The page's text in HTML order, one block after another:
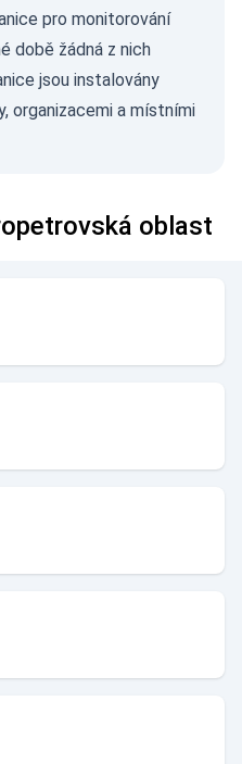
pro monitorování
době žádná z nich
jsou instalovány
organizacemi a místními
oblast